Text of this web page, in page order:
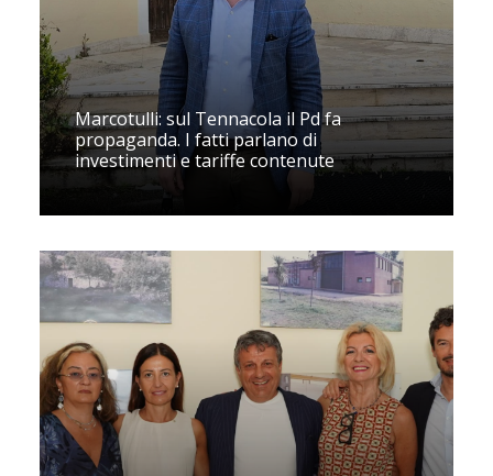
Marcotulli: sul Tennacola il Pd fa
propaganda. I fatti parlano di
investimenti e tariffe contenute